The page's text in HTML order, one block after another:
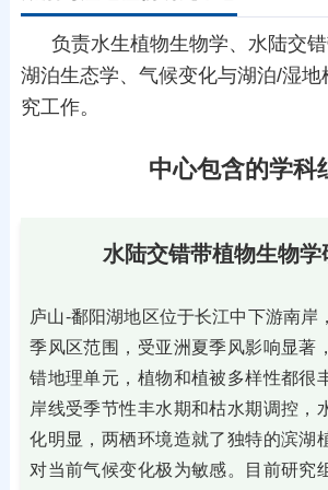
负责水生植物生物学、水陆交错
湖泊生态学、气候变化与湖泊/湿
究工作。
中心包含的学科
水陆交错带植物生物学
庐山-鄱阳湖地区位于长江中下游南岸
季风区范围，受亚洲夏季风影响显著
错地理单元，植物和植被多样性都很
岸线受季节性丰水期和枯水期调控，
化明显，两栖环境造就了独特的滨湖
对当前气候变化极为敏感。目前研究